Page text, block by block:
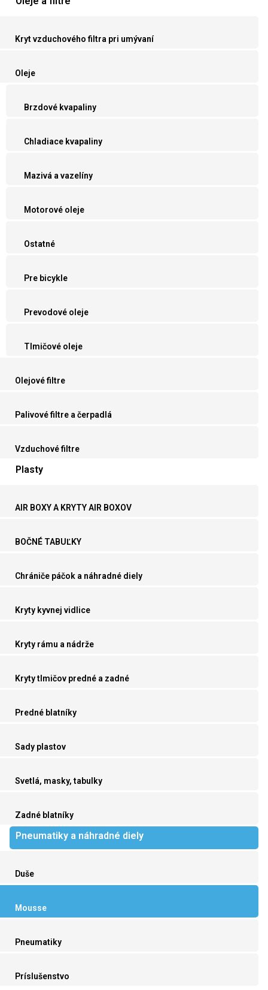
Kryt vzduchového filtra pri umývaní
Oleje
Brzdové kvapaliny
Chladiace kvapaliny
Mazivá a vazelíny
Motorové oleje
Ostatné
Pre bicykle
Prevodové oleje
Tlmičové oleje
Olejové filtre
Palivové filtre a čerpadlá
Vzduchové filtre
Plasty
AIR BOXY A KRYTY AIR BOXOV
BOČNÉ TABUĽKY
Chrániče páčok a náhradné diely
Kryty kyvnej vidlice
Kryty rámu a nádrže
Kryty tlmičov predné a zadné
Predné blatníky
Sady plastov
Svetlá, masky, tabulky
Zadné blatníky
Pneumatiky a náhradné diely
Duše
Mousse
Pneumatiky
Príslušenstvo